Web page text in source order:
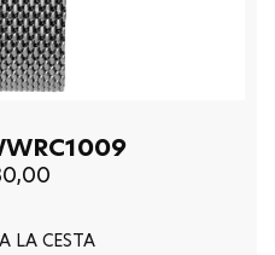
LA CESTA